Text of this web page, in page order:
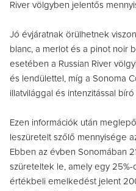
River völgyben jelentős
Jó évjáratnak örülhetnek
blanc, a merlot és a pinot noir
esetében a Russian River
és lendülettel, míg a Sonoma
illatvilággal és intenzitással
Ezen információk után
leszüretelt szőlő mennyisége
Ebben az évben Sonomában
szüreteltek le, amely egy
értékbeli emelkedést jelent